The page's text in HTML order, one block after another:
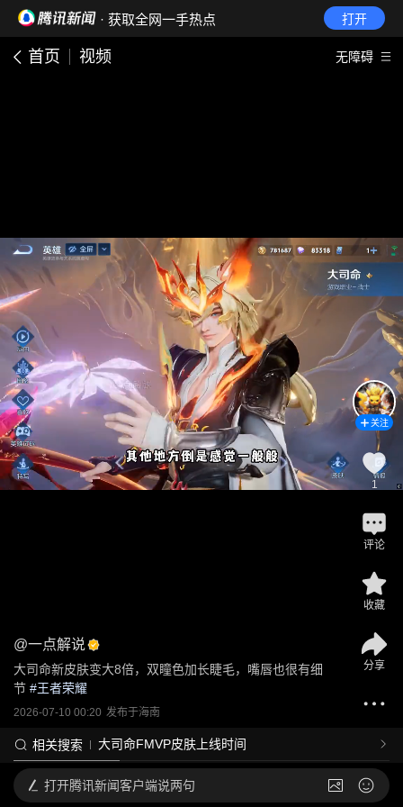
· 获取全网一手热点 打开
首页 视频 无障碍
@一点解说
大司命新皮肤变大8倍，双瞳色加长睫毛，嘴唇也很有细
节 #王者荣耀
2026-07-10 00:20 发布于海南
相关搜索 大司命FMVP皮肤上线时间
关注
1
评论
收藏
分享
打开腾讯新闻客户端说两句